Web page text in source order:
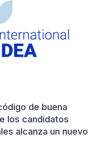
de buena
los candidatos
alcanza un nuevo